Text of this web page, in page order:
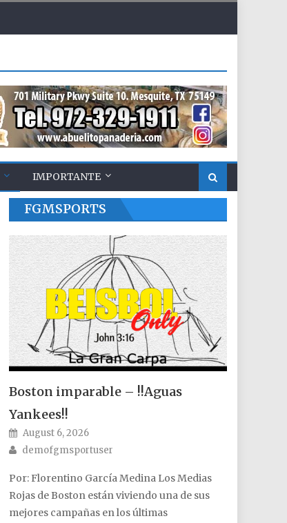
IMPORTANTE
FGMSPORTS
Boston imparable – !!Aguas
Yankees!!
Posted on
August 6, 2026
Author
demofgmsportuser
Por: Florentino García Medina Los Medias
Rojas de Boston están viviendo una de sus
mejores campañas en los últimas